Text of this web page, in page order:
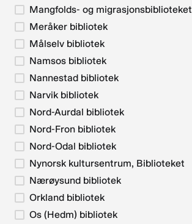
Mangfolds- og migrasjonsbiblioteket
Meråker bibliotek
Målselv bibliotek
Namsos bibliotek
Nannestad bibliotek
Narvik bibliotek
Nord-Aurdal bibliotek
Nord-Fron bibliotek
Nord-Odal bibliotek
Nynorsk kultursentrum, Biblioteket
Nærøysund bibliotek
Orkland bibliotek
Os (Hedm) bibliotek